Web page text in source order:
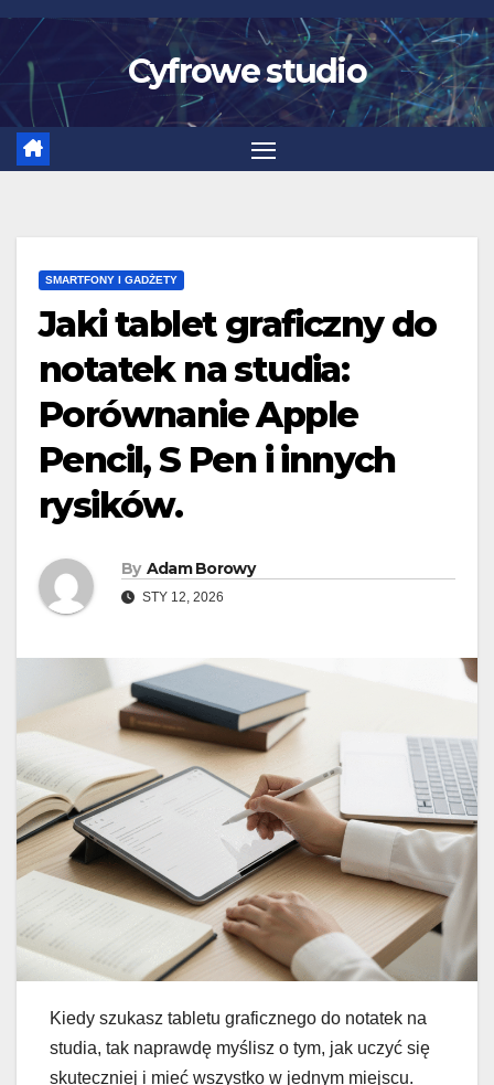
Skip
content
Cyfrowe studio
SMARTFONY I GADŻETY
Jaki tablet graficzny do
notatek na studia:
Porównanie Apple
Pencil, S Pen i innych
rysików.
By Adam Borowy
STY 12, 2026
Kiedy szukasz tabletu graficznego do notatek na
studia, tak naprawdę myślisz o tym, jak uczyć się
skuteczniej i mieć wszystko w jednym miejscu.